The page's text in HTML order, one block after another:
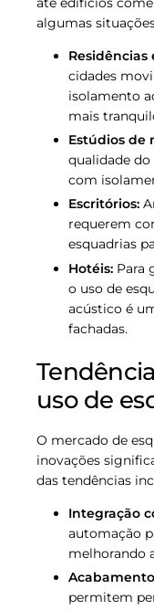
algumas
Residências
cidades
isolamento
mais
Estúdios de
qualidade do
com
Escritórios:
requerem
esquadrias
Hotéis: Para
o uso de
acústico é
fachadas.
uso de
O mercado de
inovações
das tendências
Integração
automação
melhorando
permitem